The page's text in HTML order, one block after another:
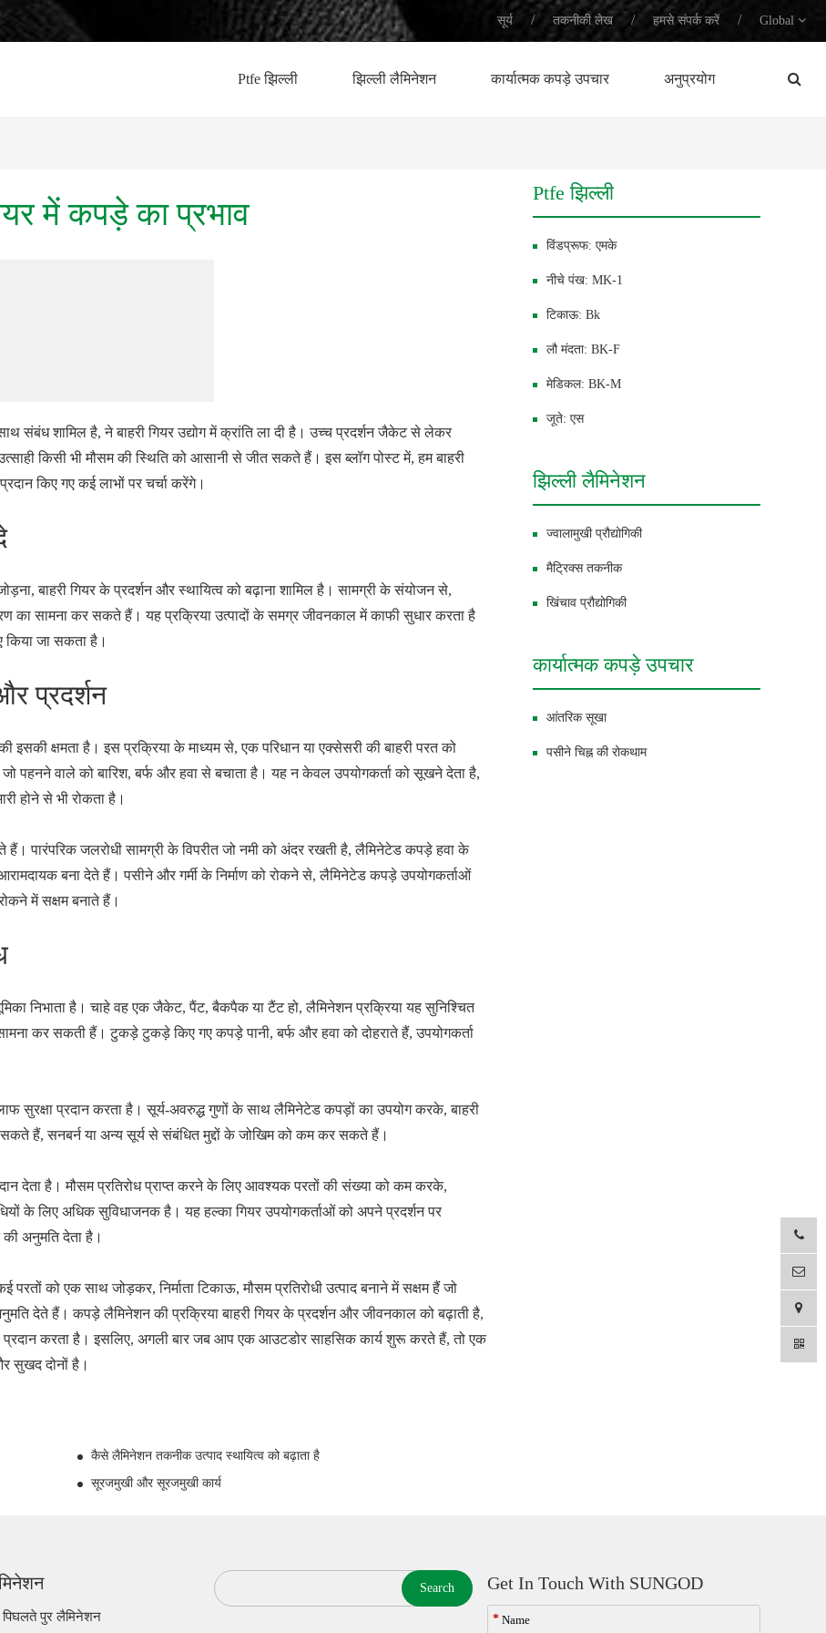
सूर्य / तकनीकी लेख / हमसे संपर्क करें / Global
Ptfe झिल्ली झिल्ली लैमिनेशन कार्यात्मक कपड़े उपचार अनुप्रयोग
में कपड़े का प्रभाव
शामिल है, ने बाहरी गियर उद्योग में क्रांति ला दी है। उच्च प्रदर्शन जैकेट से लेकर
किसी भी मौसम की स्थिति को आसानी से जीत सकते हैं। इस ब्लॉग पोस्ट में, हम बाहरी
किए गए कई लाभों पर चर्चा करेंगे।
बाहरी गियर के प्रदर्शन और स्थायित्व को बढ़ाना शामिल है। सामग्री के संयोजन से,
का सामना कर सकते हैं। यह प्रक्रिया उत्पादों के समग्र जीवनकाल में काफी सुधार करता है
किया जा सकता है।
प्रदर्शन
क्षमता है। इस प्रक्रिया के माध्यम से, एक परिधान या एक्सेसरी की बाहरी परत को
पहनने वाले को बारिश, बर्फ और हवा से बचाता है। यह न केवल उपयोगकर्ता को सूखने देता है,
होने से भी रोकता है।
पारंपरिक जलरोधी सामग्री के विपरीत जो नमी को अंदर रखती है, लैमिनेटेड कपड़े हवा के
बना देते हैं। पसीने और गर्मी के निर्माण को रोकने से, लैमिनेटेड कपड़े उपयोगकर्ताओं
में सक्षम बनाते हैं।
निभाता है। चाहे वह एक जैकेट, पैंट, बैकपैक या टैंट हो, लैमिनेशन प्रक्रिया यह सुनिश्चित
कर सकती हैं। टुकड़े टुकड़े किए गए कपड़े पानी, बर्फ और हवा को दोहराते हैं, उपयोगकर्ता
सुरक्षा प्रदान करता है। सूर्य-अवरुद्ध गुणों के साथ लैमिनेटेड कपड़ों का उपयोग करके, बाहरी
सकते हैं, सनबर्न या अन्य सूर्य से संबंधित मुद्दों के जोखिम को कम कर सकते हैं।
देता है। मौसम प्रतिरोध प्राप्त करने के लिए आवश्यक परतों की संख्या को कम करके,
के लिए अधिक सुविधाजनक है। यह हल्का गियर उपयोगकर्ताओं को अपने प्रदर्शन पर
अनुमति देता है।
को एक साथ जोड़कर, निर्माता टिकाऊ, मौसम प्रतिरोधी उत्पाद बनाने में सक्षम हैं जो
देते हैं। कपड़े लैमिनेशन की प्रक्रिया बाहरी गियर के प्रदर्शन और जीवनकाल को बढ़ाती है,
करता है। इसलिए, अगली बार जब आप एक आउटडोर साहसिक कार्य शुरू करते हैं, तो एक
सुखद दोनों है।
कैसे लैमिनेशन तकनीक उत्पाद स्थायित्व को बढ़ाता है
सूरजमुखी और सूरजमुखी कार्य
Ptfe झिल्ली
विंडप्रूफ: एमके
नीचे पंख: MK-1
टिकाऊ: Bk
लौ मंदता: BK-F
मेडिकल: BK-M
जूते: एस
झिल्ली लैमिनेशन
ज्वालामुखी प्रौद्योगिकी
मैट्रिक्स तकनीक
खिंचाव प्रौद्योगिकी
कार्यात्मक कपड़े उपचार
आंतरिक सूखा
पसीने चिह्न की रोकथाम
पिघलते पुर लैमिनेशन
Search Get In Touch With SUNGOD
*